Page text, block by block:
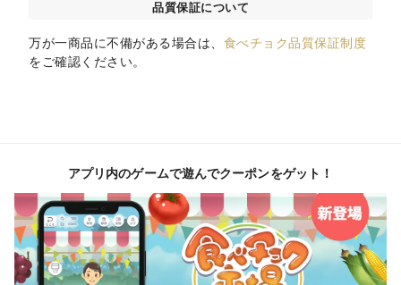
品質保証について
万が一商品に不備がある場合は、 食べチョク品質保証制度
をご確認ください。
アプリ内のゲームで遊んでクーポンをゲット！